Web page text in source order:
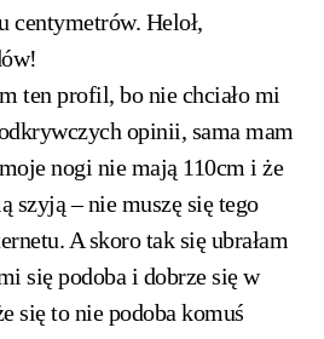
centymetrów. Heloł,
ten profil, bo nie chciało mi
opinii, sama mam
nogi nie mają 110cm i że
szyją – nie muszę się tego
A skoro tak się ubrałam
się podoba i dobrze się w
się to nie podoba komuś